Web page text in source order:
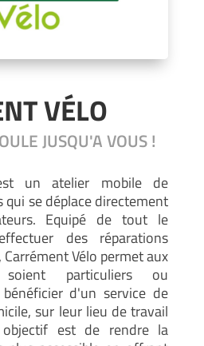
VÉLO
JUSQU'A VOUS !
un atelier mobile de
qui se déplace directement
Equipé de tout le
des réparations
Vélo permet aux
particuliers ou
d'un service de
sur leur lieu de travail
est de rendre la